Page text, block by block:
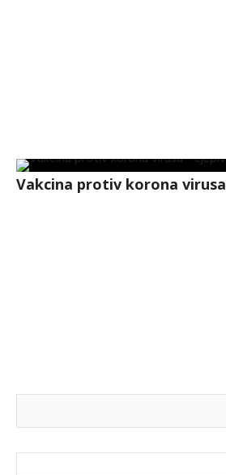
Vakcina protiv korona virusa